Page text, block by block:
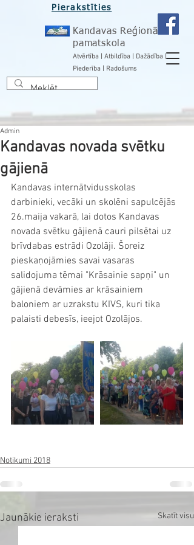
Pierakstīties
Kandavas Reģionālā
pamatskola
Atvērtība | Atbildība | Dažādība |
Piederība | Radošums
Kandavas novada svētku
gājienā
Admin
Kandavas internātvidusskolas
darbinieki, vecāki un skolēni sapulcējās
26.maija vakarā, lai dotos Kandavas
novada svētku gājienā cauri pilsētai uz
brīvdabas estrādi Ozolāji. Šoreiz
pieskaņojāmies savai vasaras
salidojuma tēmai "Krāsainie sapņi" un
gājienā devāmies ar krāsainiem
baloniem ar uzrakstu KIVS, kuri tika
palaisti debesīs, ieejot Ozolājos.
Notikumi 2018
Jaunākie ieraksti Skatīt visu